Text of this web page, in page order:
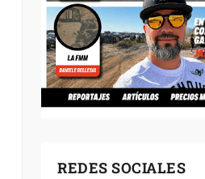
REDES SOCIALES